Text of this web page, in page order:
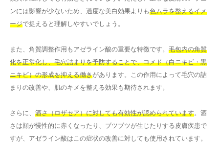
ンには影響が少ないため、過度な美白効果よりも色ムラを整えるイメ
ージで捉えると理解しやすいでしょう。
また、角質調整作用もアゼライン酸の重要な特徴です。 毛包内の角質
化を正常化し、毛穴詰まりを予防することで、コメド（白ニキビ・黒
ニキビ）の形成を抑える働きがあります。この作用によって毛穴の詰
まりの改善や、肌のキメを整える効果も期待されます。
さらに、 酒さ（ロザセア）に対しても有効性が認められています。酒
さは顔が慢性的に赤くなったり、ブツブツが生じたりする皮膚疾患で
すが、アゼライン酸はこの症状の改善に対しても使用されています。